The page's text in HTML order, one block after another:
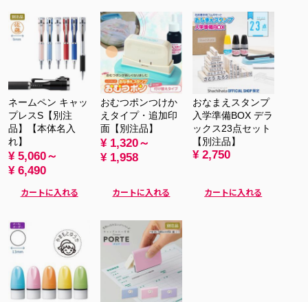
ネームペン キャッ
プレスS【別注
品】【本体名入
れ】
¥ 5,060～
¥ 6,490
カートに入れる
おむつポンつけか
えタイプ・追加印
面【別注品】
¥ 1,320～
¥ 1,958
カートに入れる
おなまえスタンプ
入学準備BOX デラ
ックス23点セット
【別注品】
¥ 2,750
カートに入れる